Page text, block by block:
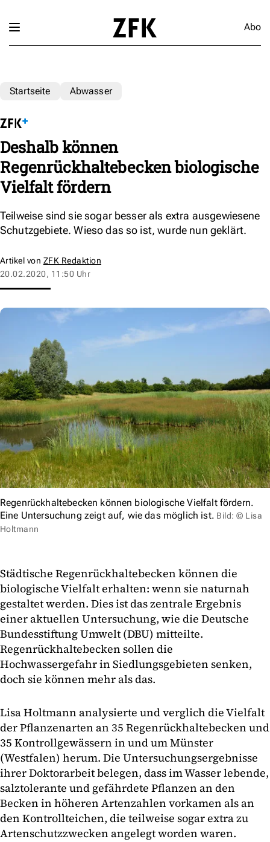
Abo
Startseite Abwasser
Deshalb können
Regenrückhaltebecken biologische
Vielfalt fördern
Teilweise sind sie sogar besser als extra ausgewiesene
Schutzgebiete. Wieso das so ist, wurde nun geklärt.
Artikel von ZFK Redaktion
20.02.2020, 11:50 Uhr
Regenrückhaltebecken können biologische Vielfalt fördern.
Eine Untersuchung zeigt auf, wie das möglich ist. Bild: © Lisa
Holtmann
Städtische Regenrückhaltebecken können die
biologische Vielfalt erhalten: wenn sie naturnah
gestaltet werden. Dies ist das zentrale Ergebnis
einer aktuellen Untersuchung, wie die Deutsche
Bundesstiftung Umwelt (DBU) mitteilte.
Regenrückhaltebecken sollen die
Hochwassergefahr in Siedlungsgebieten senken,
doch sie können mehr als das.
Lisa Holtmann analysierte und verglich die Vielfalt
der Pflanzenarten an 35 Regenrückhaltebecken und
35 Kontrollgewässern in und um Münster
(Westfalen) herum. Die Untersuchungsergebnisse
ihrer Doktorarbeit belegen, dass im Wasser lebende,
salztolerante und gefährdete Pflanzen an den
Becken in höheren Artenzahlen vorkamen als an
den Kontrollteichen, die teilweise sogar extra zu
Artenschutzzwecken angelegt worden waren.